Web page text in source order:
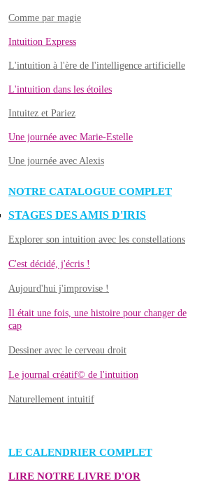
Comme par magie
Intuition Express
L'intuition à l'ère de l'intelligence artificielle
L'intuition dans les étoiles
Intuitez et Pariez
Une journée avec Marie-Estelle
Une journée avec Alexis
NOTRE CATALOGUE COMPLET
STAGES DES AMIS D'IRIS
Explorer son intuition avec les constellations
C'est décidé, j'écris !
Aujourd'hui j'improvise !
Il était une fois, une histoire pour changer de
cap
Dessiner avec le cerveau droit
Le journal créatif© de l'intuition
Naturellement intuitif
LE CALENDRIER COMPLET
LIRE NOTRE LIVRE D'OR